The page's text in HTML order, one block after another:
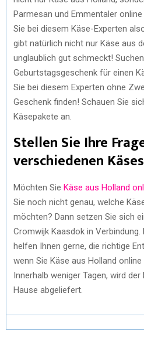
Parmesan und Emmentaler
Sie bei diesem Käse-Experten
gibt natürlich nicht nur Käse aus
unglaublich gut schmeckt!
Geburtstagsgeschenk für einen
Sie bei diesem Experten ohne
Geschenk finden! Schauen Sie
Käsepakete an.
Stellen Sie Ihre
verschiedenen
Möchten Sie Käse aus Holland
Sie noch nicht genau, welche
möchten? Dann setzen Sie sich
Cromwijk Kaasdok in
helfen Ihnen gerne, die richtige
wenn Sie Käse aus Holland
Innerhalb weniger Tagen, wird
Hause abgeliefert.